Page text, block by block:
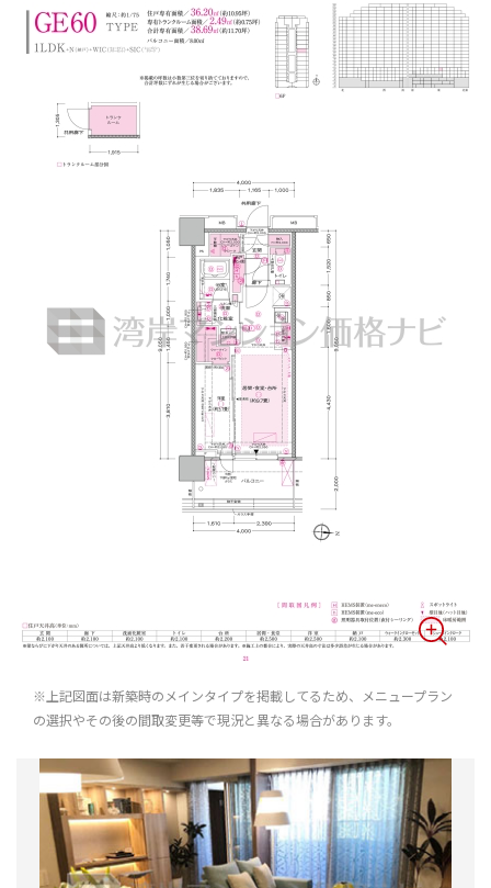
※上記図面は新築時のメインタイプを掲載してるため、メニュープラン
の選択やその後の間取変更等で現況と異なる場合があります。